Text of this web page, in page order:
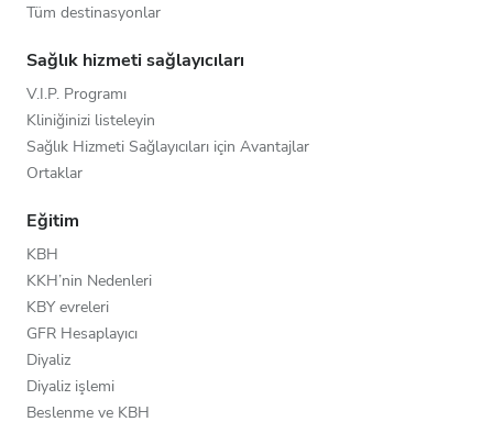
Tüm destinasyonlar
Sağlık hizmeti sağlayıcıları
V.I.P. Programı
Kliniğinizi listeleyin
Sağlık Hizmeti Sağlayıcıları için Avantajlar
Ortaklar
Eğitim
KBH
KKH’nin Nedenleri
KBY evreleri
GFR Hesaplayıcı
Diyaliz
Diyaliz işlemi
Beslenme ve KBH